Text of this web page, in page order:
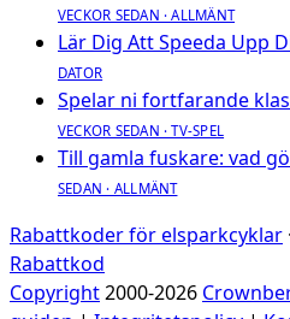
VECKOR SEDAN · ALLMÄNT
Lär Dig Att Speeda Upp
DATOR
Spelar ni fortfarande
VECKOR SEDAN · TV-SPEL
Till gamla fuskare: vad
SEDAN · ALLMÄNT
Rabattkoder för elsparkcyklar ·
Rabattkod
Copyright2000-2026